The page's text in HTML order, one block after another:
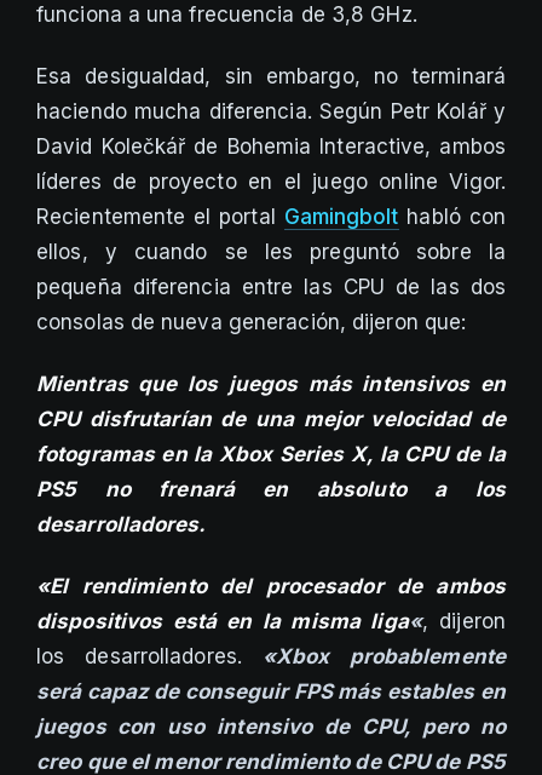
funciona a una frecuencia de 3,8 GHz.
Esa desigualdad, sin embargo, no terminará
haciendo mucha diferencia. Según Petr Kolář y
David Kolečkář de Bohemia Interactive, ambos
líderes de proyecto en el juego online Vigor.
Recientemente el portal Gamingbolt habló con
ellos, y cuando se les preguntó sobre la
pequeña diferencia entre las CPU de las dos
consolas de nueva generación, dijeron que:
Mientras que los juegos más intensivos en
CPU disfrutarían de una mejor velocidad de
fotogramas en la Xbox Series X, la CPU de la
PS5 no frenará en absoluto a los
desarrolladores.
«El rendimiento del procesador de ambos
dispositivos está en la misma liga«, dijeron
los desarrolladores. «Xbox probablemente
será capaz de conseguir FPS más estables en
juegos con uso intensivo de CPU, pero no
creo que el menor rendimiento de CPU de PS5